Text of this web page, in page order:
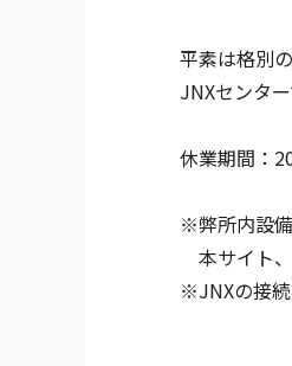
平素は格別
JNXセンタ
休業期間：
※弊所内設
本サイト
※JNXの接続